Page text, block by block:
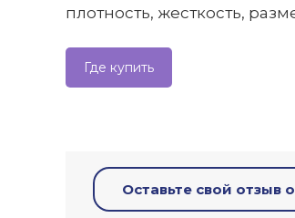
плотность, жесткость,
Где купить
Оставьте свой отзыв